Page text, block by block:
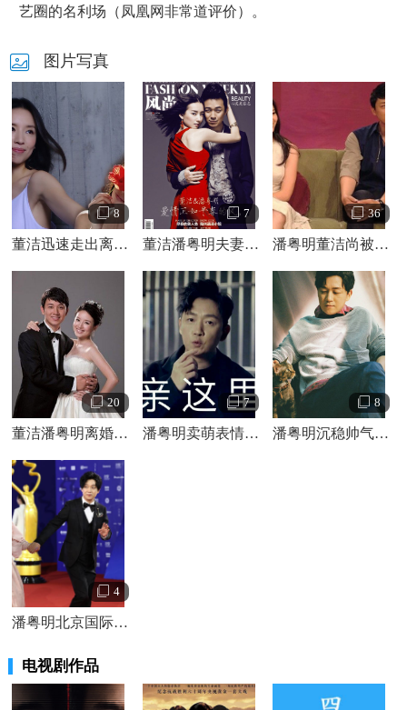
艺圈的名利场（凤凰网非常道评价）。
图片写真
8
董洁迅速走出离婚阴霾 与潘粤明恩爱写真曝光
7
董洁潘粤明夫妻暧昧写真晒幸福
36
潘粤明董洁尚被曝未离婚 七年情路大盘点
20
董洁潘粤明离婚前20个甜蜜瞬间
7
潘粤明卖萌表情包 潘粤明乖巧表情图片
8
潘粤明沉稳帅气时尚写真大片
4
潘粤明北京国际电影节红毯照图片
电视剧作品